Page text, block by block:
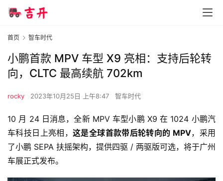
首页 智车时代
小鹏首款 MPV 车型 X9 亮相：支持后轮转
向，CLTC 最高续航 702km
rocky 2023年10月25日 上午8:47 智车时代
10 月 24 日消息，全新 MPV 车型小鹏 X9 在 1024 小鹏汽
车科技日上亮相， 这是全球首款带后轮转向的 MPV，采用
了小鹏 SEPA 扶摇架构，提供四驱 / 两驱版可选，将于广州
车展正式发布。